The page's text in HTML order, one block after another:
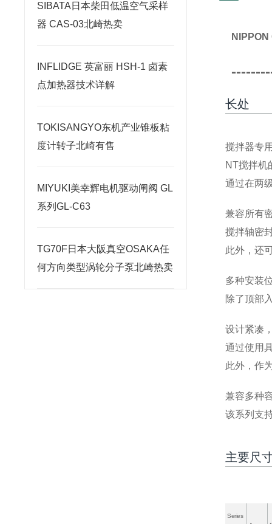
SIBATA日本柴田低温空气采样
器 CAS-03北崎热卖
INFLIDGE 英富丽 HSH-1 卤素
点加热器技术详解
TOKISANGYO东机产业锥板粘
度计转子北崎有售
MIYUKI美幸辉电机驱动闸阀 GL
系列GL-C63
TG70F日本大阪真空OSAKA任
何方向类型涡轮分子泵北崎热卖
长处
搅拌器专
NT搅拌机
通过在两
兼容所有
搅拌轴密
此外，还
多种安装
除了顶部
设计紧凑
通过使用
此外，作
兼容多种
该系列支
主要尺
Series